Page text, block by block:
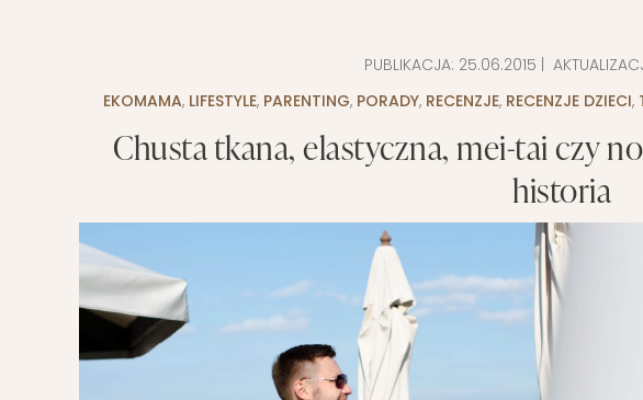
PUBLIKACJA: 25.06.2015 |
EKOMAMA, LIFESTYLE, PARENTING, PORADY, RECENZJE, RECENZJE DZIECI,
Chusta tkana, elastyczna, mei-tai czy
historia